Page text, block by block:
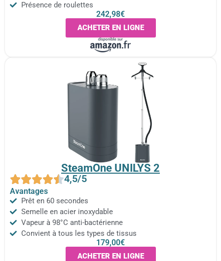
Présence de roulettes
242,98€
ACHETER EN LIGNE
SteamOne UNILYS 2
4,5/5
Avantages
Prêt en 60 secondes
Semelle en acier inoxydable
Vapeur à 98°C anti-bactérienne
Convient à tous les types de tissus
179,00€
ACHETER EN LIGNE